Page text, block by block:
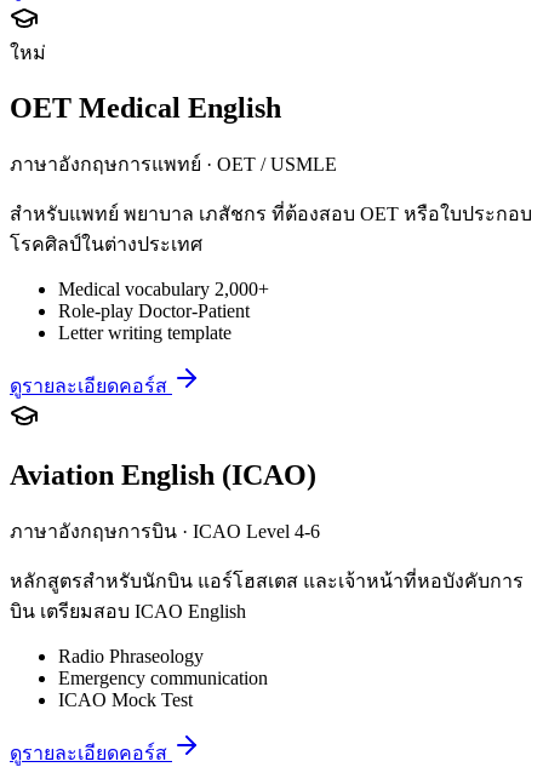
ใหม่
OET Medical English
ภาษาอังกฤษการแพทย์ · OET / USMLE
สำหรับแพทย์ พยาบาล เภสัชกร ที่ต้องสอบ OET หรือใบประกอบ
โรคศิลป์ในต่างประเทศ
Medical vocabulary 2,000+
Role-play Doctor-Patient
Letter writing template
ดูรายละเอียดคอร์ส
Aviation English (ICAO)
ภาษาอังกฤษการบิน · ICAO Level 4-6
หลักสูตรสำหรับนักบิน แอร์โฮสเตส และเจ้าหน้าที่หอบังคับการ
บิน เตรียมสอบ ICAO English
Radio Phraseology
Emergency communication
ICAO Mock Test
ดูรายละเอียดคอร์ส